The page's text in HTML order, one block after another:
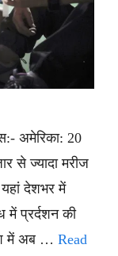
अमेरिका: 20
से ज्यादा मरीज
देशभर में
में प्रर्दशन की
में अब … Read